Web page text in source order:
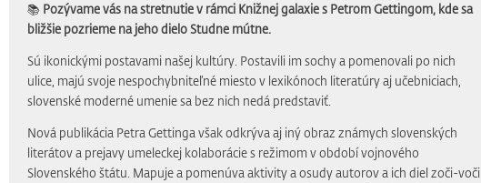
📚 Pozývame vás na stretnutie v rámci Knižnej galaxie s Petrom Gettingom, kde sa
bližšie pozrieme na jeho dielo Studne mútne.
Sú ikonickými postavami našej kultúry. Postavili im sochy a pomenovali po nich
ulice, majú svoje nespochybniteľné miesto v lexikónoch literatúry aj učebniciach,
slovenské moderné umenie sa bez nich nedá predstaviť.
Nová publikácia Petra Gettinga však odkrýva aj iný obraz známych slovenských
literátov a prejavy umeleckej kolaborácie s režimom v období vojnového
Slovenského štátu. Mapuje a pomenúva aktivity a osudy autorov a ich diel zoči-voči